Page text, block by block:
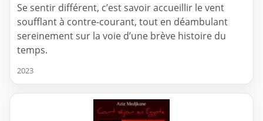
Se sentir différent, c’est savoir accueillir le vent
soufflant à contre-courant, tout en déambulant
sereinement sur la voie d’une brève histoire du
temps.
2023